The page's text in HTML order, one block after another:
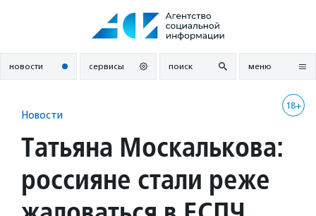
новости сервисы поиск меню
18+
Новости
Татьяна Москалькова:
россияне стали реже